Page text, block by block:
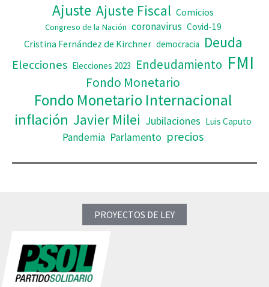
Ajuste Ajuste Fiscal Comicios
Congreso de la Nación coronavirus Covid-19
Cristina Fernández de Kirchner democracia Deuda
Elecciones Elecciones 2023 Endeudamiento FMI
Fondo Monetario
Fondo Monetario Internacional
inflación Javier Milei Jubilaciones Luis Caputo
Pandemia Parlamento precios
PROYECTOS DE LEY